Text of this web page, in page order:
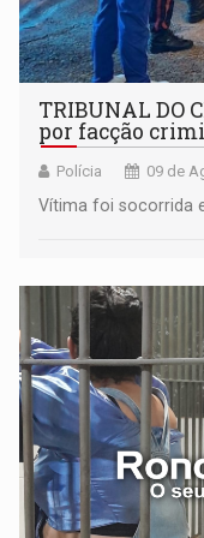
TRIBUNAL DO
por facção
Polícia 09 de
Vítima foi socorrida